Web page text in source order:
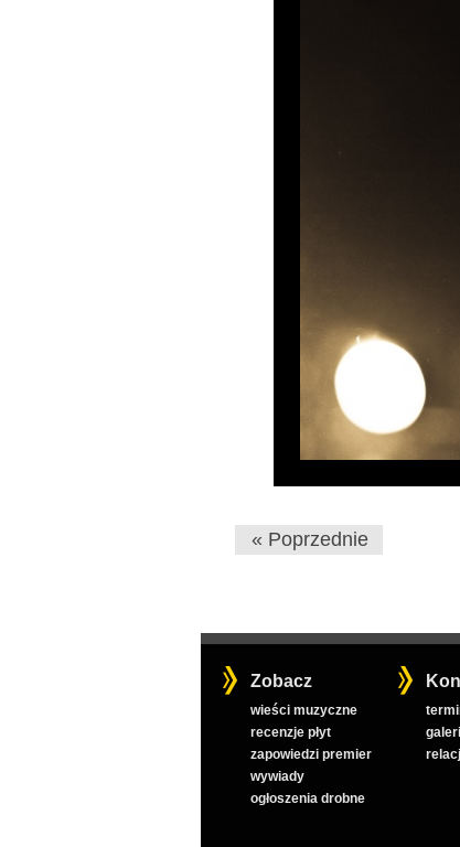
« Poprzednie
Zobacz
wieści muzyczne
recenzje płyt
zapowiedzi premier
wywiady
ogłoszenia drobne